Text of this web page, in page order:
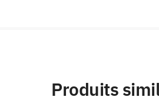
Produits